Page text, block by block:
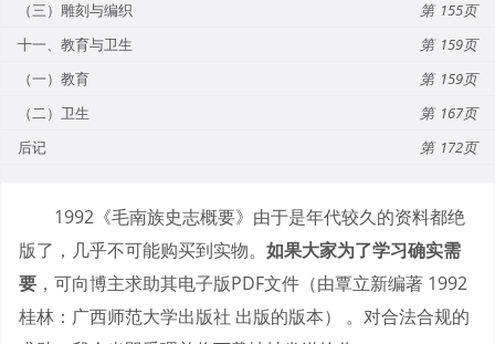
（三）雕刻与编织
155
十一、教育与卫生
159
（一）教育
159
（二）卫生
167
后记
172
1992《毛南族史志概要》由于是年代较久的资料都绝
版了，几乎不可能购买到实物。 如果大家为了学习确实需
要 ，可向博主求助其电子版PDF文件（由覃立新编著 1992
桂林：广西师范大学出版社 出版的版本） 。对合法合规的